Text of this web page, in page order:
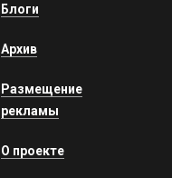
Блоги
Архив
Размещение
рекламы
О проекте